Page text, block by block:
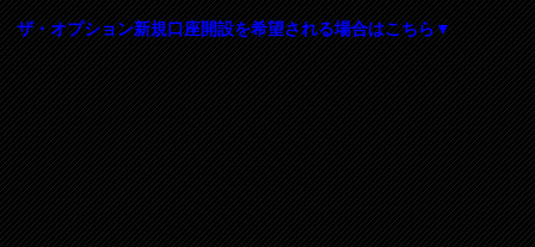
ザ・オプション新規口座開設を希望される場合はこちら▼